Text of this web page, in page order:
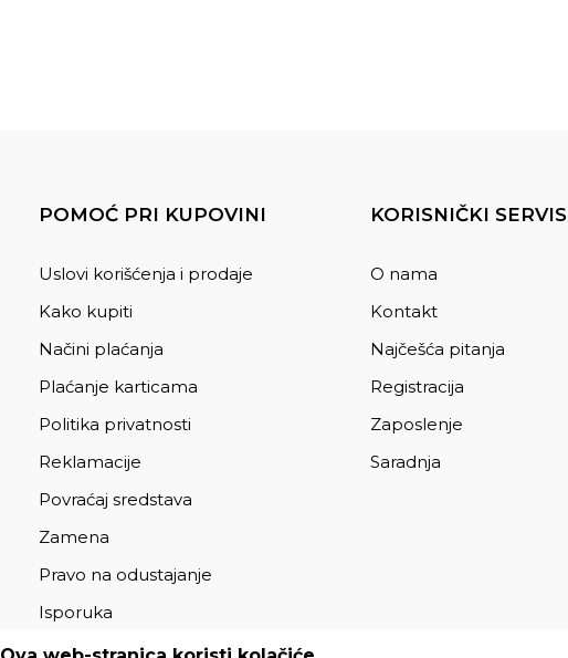
POMOĆ PRI KUPOVINI
Uslovi korišćenja i prodaje
Kako kupiti
Načini plaćanja
Plaćanje karticama
Politika privatnosti
Reklamacije
Povraćaj sredstava
Zamena
Pravo na odustajanje
Isporuka
KORISNIČKI SERVIS
O nama
Kontakt
Najčešća pitanja
Registracija
Zaposlenje
Saradnja